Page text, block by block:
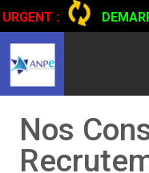
URGENT :
CERTIFIANTE EN
LIRE
Nos